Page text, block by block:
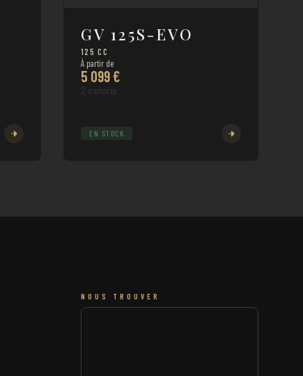
GV 125S-EVO
125 CC
À partir de
5 099 €
2 coloris
EN STOCK
NOUS TROUVER